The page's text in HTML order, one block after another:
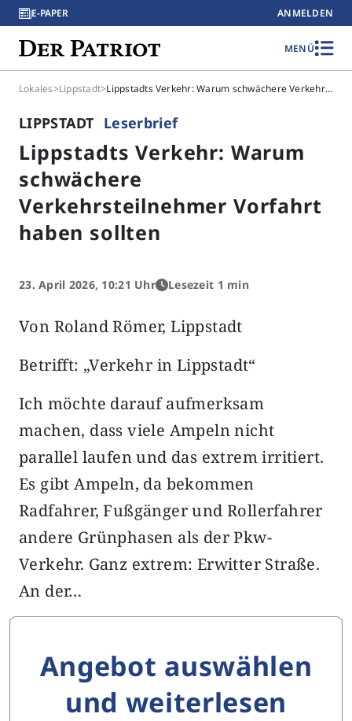
E-PAPER ANMELDEN
MENÜ
Lokales>Lippstadt> Lippstadts Verkehr: Warum schwächere Verkehrsteilnehmer Vorfahrt haben sollten
LIPPSTADT Leserbrief
Lippstadts Verkehr: Warum
schwächere
Verkehrsteilnehmer Vorfahrt
haben sollten
23. April 2026, 10:21 Uhr Lesezeit 1 min
Von Roland Römer, Lippstadt
Betrifft: „Verkehr in Lippstadt“
Ich möchte darauf aufmerksam
machen, dass viele Ampeln nicht
parallel laufen und das extrem irritiert.
Es gibt Ampeln, da bekommen
Radfahrer, Fußgänger und Rollerfahrer
andere Grünphasen als der Pkw-
Verkehr. Ganz extrem: Erwitter Straße.
An der…
Angebot auswählen
und weiterlesen